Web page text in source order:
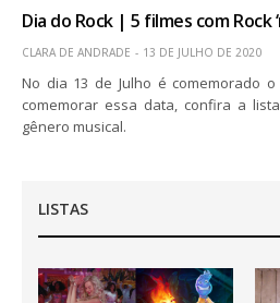
Dia do Rock | 5 filmes com Rock
CLARA DE ANDRADE 13 DE JULHO DE 2020
No dia 13 de Julho é comemorado
comemorar essa data, confira a
gênero musical.
LISTAS